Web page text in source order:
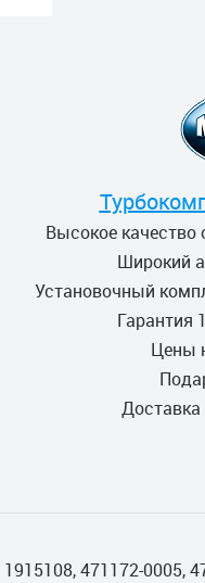
Высокое качество
Широкий
Установочный
Гарантия
Цены
Доставка
471172-0005,